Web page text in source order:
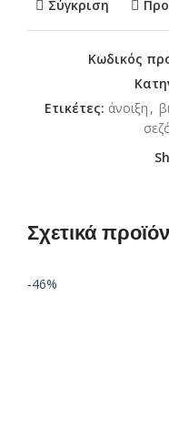
Σύγκριση
Κωδικός
Ετικέτες: άνοιξη ,
Σχετικά
-46%